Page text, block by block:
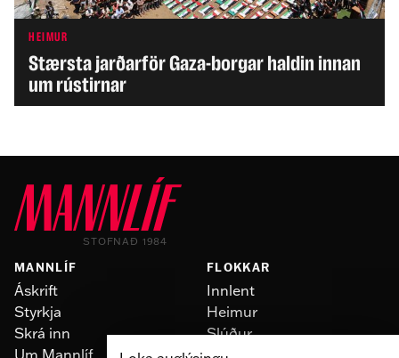
HEIMUR
Stærsta jarðarför Gaza-borgar haldin innan
um rústirnar
STOFNAÐ 1984
MANNLÍF
Áskrift
Styrkja
Skrá inn
Um Mannlíf
FLOKKAR
Innlent
Heimur
Slúður
Skoðun